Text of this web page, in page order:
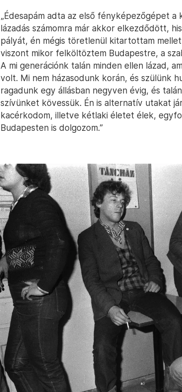
„Édesapám adta az első fényképezőgépet
lázadás számomra már akkor elkezdődött,
pályát, én mégis töretlenül kitartottam
viszont mikor felköltöztem Budapestre, a
A mi generációnk talán minden ellen lázad,
volt. Mi nem házasodunk korán, és szülünk
ragadunk egy állásban negyven évig, és
szívünket kövessük. Én is alternatív utakat
kacérkodom, illetve kétlaki életet élek,
Budapesten is dolgozom.”